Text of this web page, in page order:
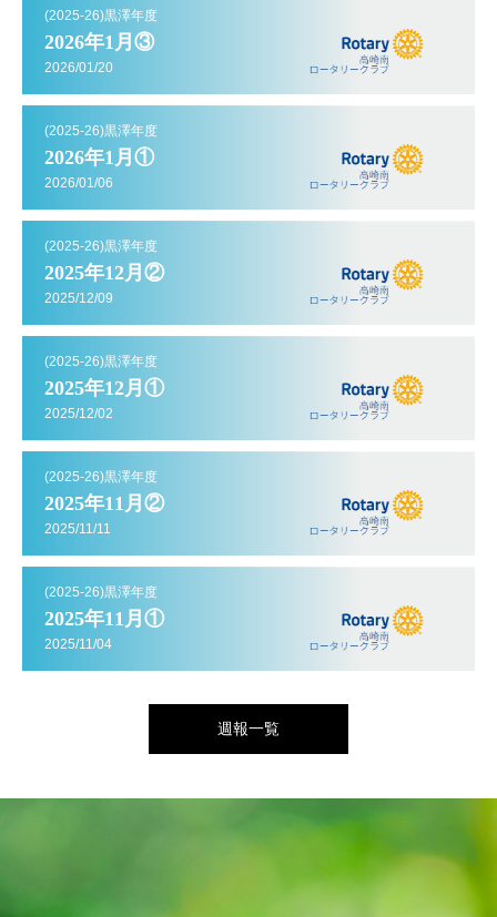
(2025-26)黒澤年度
2026年1月③
2026/01/20
(2025-26)黒澤年度
2026年1月①
2026/01/06
(2025-26)黒澤年度
2025年12月②
2025/12/09
(2025-26)黒澤年度
2025年12月①
2025/12/02
(2025-26)黒澤年度
2025年11月②
2025/11/11
(2025-26)黒澤年度
2025年11月①
2025/11/04
週報一覧